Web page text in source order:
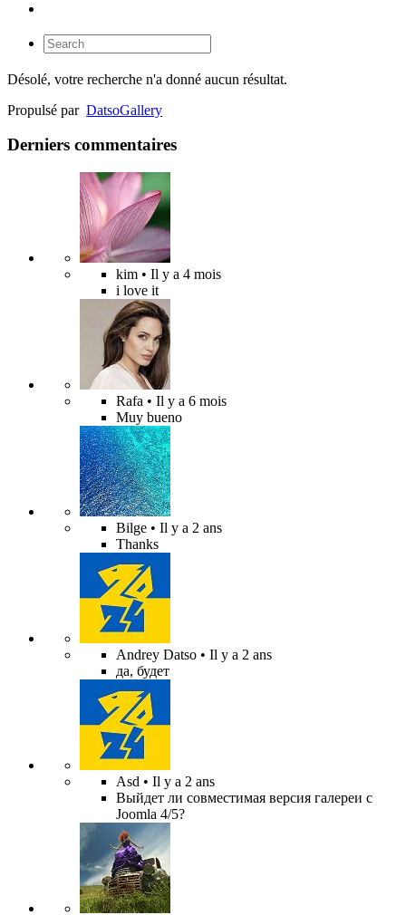
Désolé, votre recherche n'a donné aucun résultat.
Propulsé par DatsoGallery
Derniers commentaires
kim • Il y a 4 mois
i love it
Rafa • Il y a 6 mois
Muy bueno
Bilge • Il y a 2 ans
Thanks
Andrey Datso • Il y a 2 ans
да, будет
Asd • Il y a 2 ans
Выйдет ли совместимая версия галереи с
Joomla 4/5?